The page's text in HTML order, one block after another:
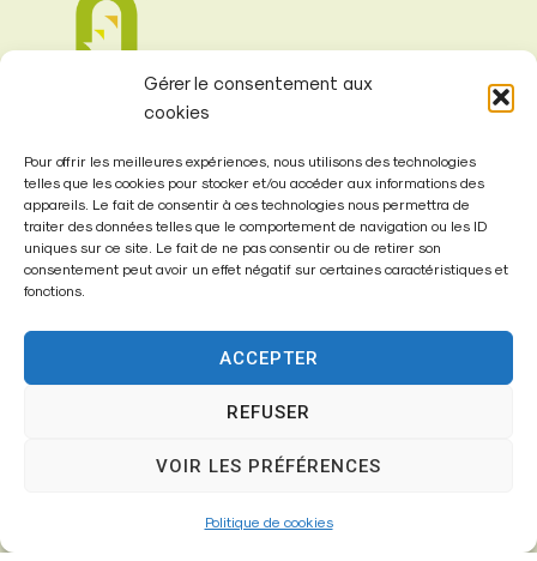
Gérer le consentement aux
cookies
Pour offrir les meilleures expériences, nous utilisons des technologies
telles que les cookies pour stocker et/ou accéder aux informations des
appareils. Le fait de consentir à ces technologies nous permettra de
traiter des données telles que le comportement de navigation ou les ID
uniques sur ce site. Le fait de ne pas consentir ou de retirer son
consentement peut avoir un effet négatif sur certaines caractéristiques et
fonctions.
ACCEPTER
REFUSER
VOIR LES PRÉFÉRENCES
Politique de cookies
Mairie de
Fontenay-Trésigny
77610 – Fontenay-Trésigny
01 64 25 90 67
mairie@fontenay-tresigny.fr